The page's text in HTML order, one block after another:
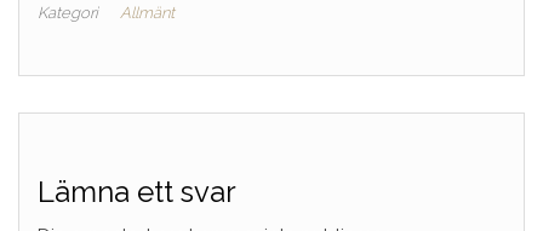
Kategori Allmänt
Lämna ett svar